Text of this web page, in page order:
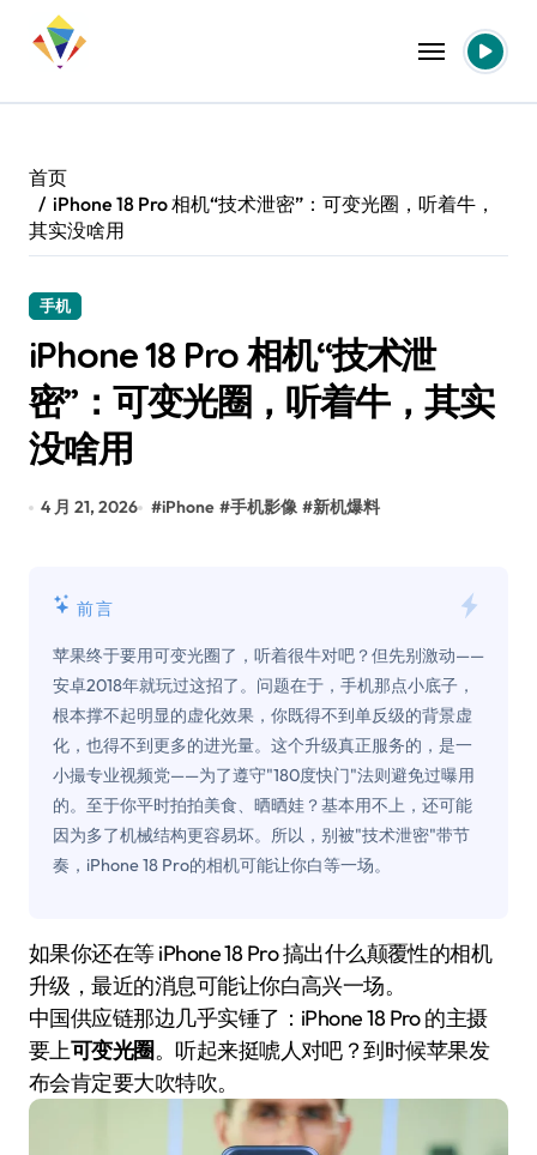
首页
iPhone 18 Pro 相机“技术泄密”：可变光圈，听着牛，
其实没啥用
手机
iPhone 18 Pro 相机“技术泄
密”：可变光圈，听着牛，其实
没啥用
4 月 21, 2026 #iPhone #手机影像 #新机爆料
前言
苹果终于要用可变光圈了，听着很牛对吧？但先别激动——
安卓2018年就玩过这招了。问题在于，手机那点小底子，
根本撑不起明显的虚化效果，你既得不到单反级的背景虚
化，也得不到更多的进光量。这个升级真正服务的，是一
小撮专业视频党——为了遵守"180度快门"法则避免过曝用
的。至于你平时拍拍美食、晒晒娃？基本用不上，还可能
因为多了机械结构更容易坏。所以，别被"技术泄密"带节
奏，iPhone 18 Pro的相机可能让你白等一场。
如果你还在等 iPhone 18 Pro 搞出什么颠覆性的相机
升级，最近的消息可能让你白高兴一场。
中国供应链那边几乎实锤了：iPhone 18 Pro 的主摄
要上可变光圈。听起来挺唬人对吧？到时候苹果发
布会肯定要大吹特吹。